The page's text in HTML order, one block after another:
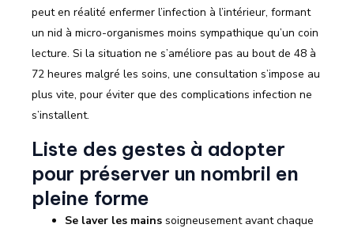
peut en réalité enfermer l’infection à l’intérieur, formant
un nid à micro-organismes moins sympathique qu’un coin
lecture. Si la situation ne s’améliore pas au bout de 48 à
72 heures malgré les soins, une consultation s’impose au
plus vite, pour éviter que des complications infection ne
s’installent.
Liste des gestes à adopter
pour préserver un nombril en
pleine forme
Se laver les mains soigneusement avant chaque